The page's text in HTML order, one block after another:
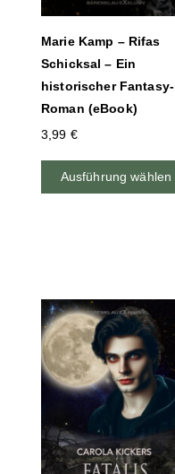
Marie Kamp – Rifas
Schicksal – Ein
historischer Fantasy-
Roman (eBook)
3,99 €
Ausführung wählen